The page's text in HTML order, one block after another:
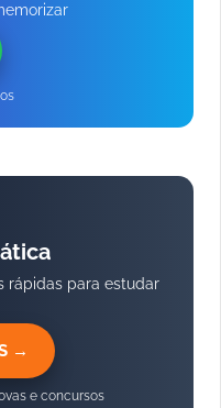
rápidas para estudar
→
e concursos